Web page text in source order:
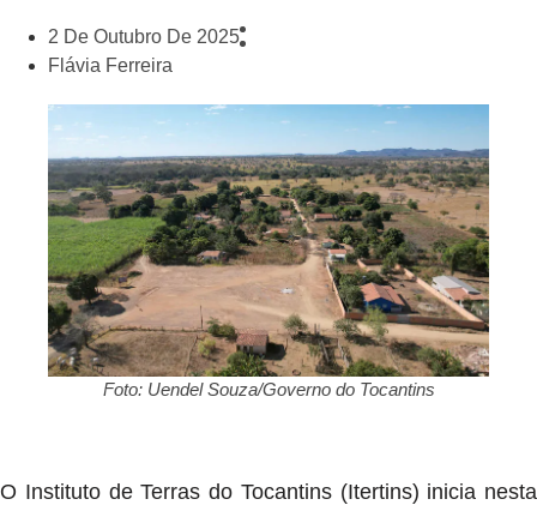
2 De Outubro De 2025
Flávia Ferreira
Foto: Uendel Souza/Governo do Tocantins
O Instituto de Terras do Tocantins (Itertins) inicia nesta